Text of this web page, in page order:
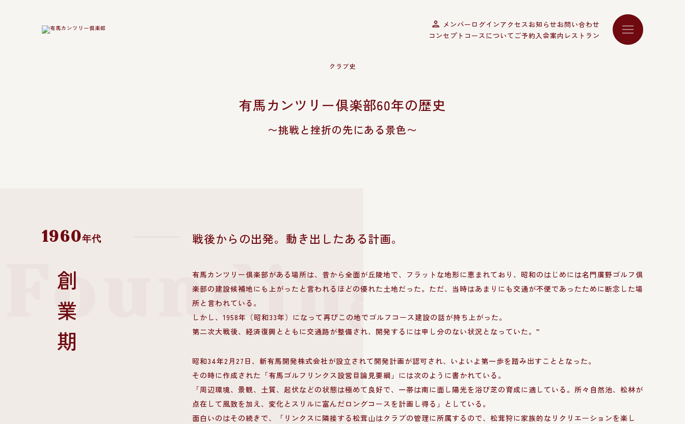
メンバーログインアクセスお知らせお問い合わせ
コンセプト コースについて ご予約 入会案内 レストラン
クラブ史
有馬カンツリー倶楽部60年の歴史
〜挑戦と挫折の先にある景色〜
Founding Era
1960年代
創業期
戦後からの出発。動き出したある計画。
有馬カンツリー倶楽部がある場所は、昔から全面が丘陵地で、フラットな地形に恵まれており、昭和のはじめには名門廣野ゴルフ倶
楽部の建設候補地にも上がったと言われるほどの優れた土地だった。ただ、当時はあまりにも交通が不便であったために断念した場
所と言われている。
しかし、1958年（昭和33年）になって再びこの地でゴルフコース建設の話が持ち上がった。
第二次大戦後、経済復興とともに交通路が整備され、開発するには申し分のない状況となっていた。”
昭和34年2月27日、新有馬開発株式会社が設立されて開発計画が認可され、いよいよ第一歩を踏み出すこととなった。
その時に作成された「有馬ゴルフリンクス設営目論見要綱」には次のように書かれている。
「周辺環境、景観、土質、起伏などの状態は極めて良好で、一帯は南に面し陽光を浴び芝の育成に適している。所々自然池、松林が
点在して風致を加え、変化とスリルに富んだロングコースを計画し得る」としている。
面白いのはその続きで、「リンクスに隣接する松茸山はクラブの管理に所属するので、松茸狩に家族的なリクリエーションを楽し